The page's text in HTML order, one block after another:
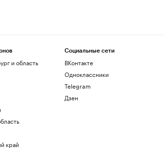
и область
край
Социальные сети
ВКонтакте
Одноклассники
Telegram
Дзен